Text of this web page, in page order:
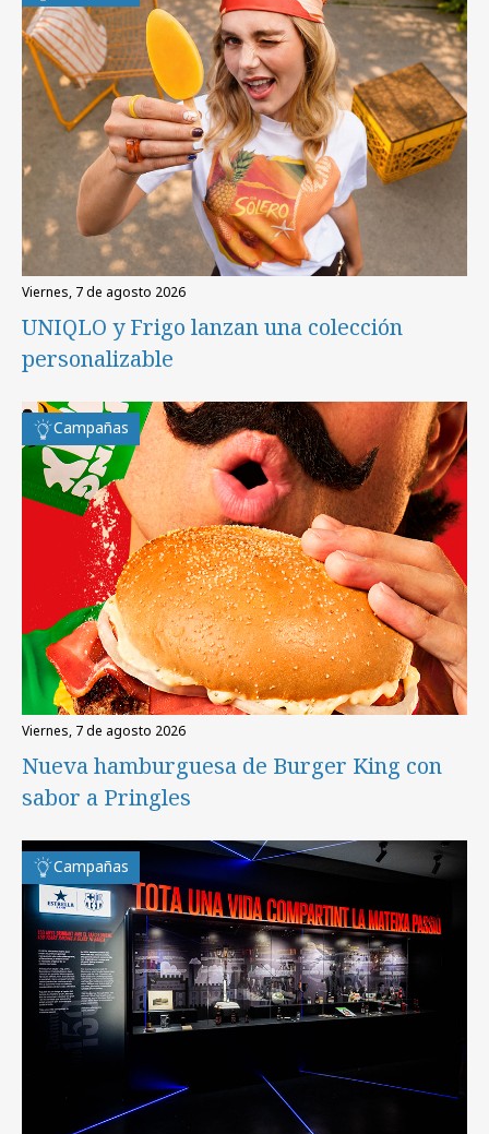
viernes, 7 de agosto 2026
UNIQLO y Frigo lanzan una colección
personalizable
Campañas
viernes, 7 de agosto 2026
Nueva hamburguesa de Burger King con
sabor a Pringles
Campañas